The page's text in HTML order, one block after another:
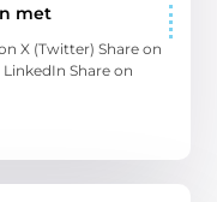
met
X (Twitter) Share on
Share on